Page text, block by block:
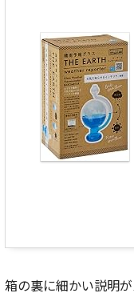
箱の裏に細かい説明